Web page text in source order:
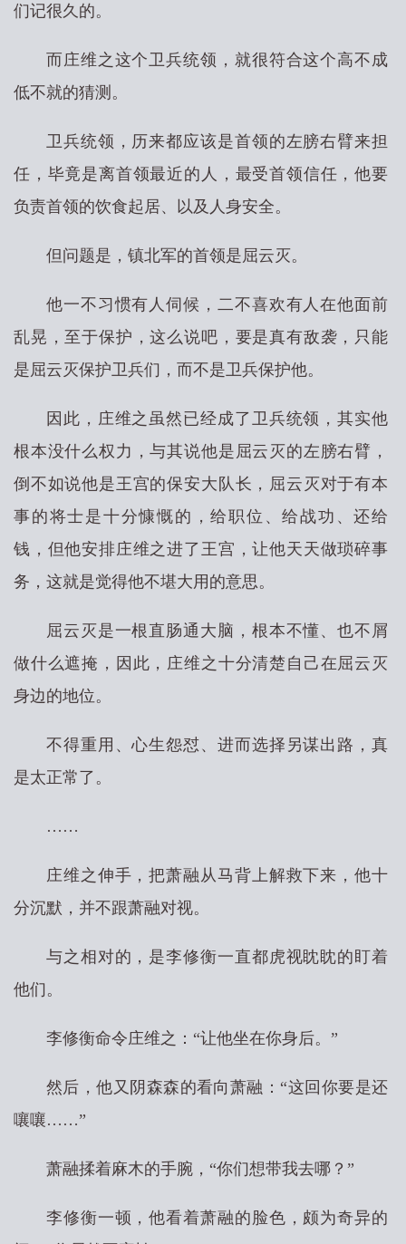
们记很久的。
而庄维之这个卫兵统领，就很符合这个高不成
低不就的猜测。
卫兵统领，历来都应该是首领的左膀右臂来担
任，毕竟是离首领最近的人，最受首领信任，他要
负责首领的饮食起居、以及人身安全。
但问题是，镇北军的首领是屈云灭。
他一不习惯有人伺候，二不喜欢有人在他面前
乱晃，至于保护，这么说吧，要是真有敌袭，只能
是屈云灭保护卫兵们，而不是卫兵保护他。
因此，庄维之虽然已经成了卫兵统领，其实他
根本没什么权力，与其说他是屈云灭的左膀右臂，
倒不如说他是王宫的保安大队长，屈云灭对于有本
事的将士是十分慷慨的，给职位、给战功、还给
钱，但他安排庄维之进了王宫，让他天天做琐碎事
务，这就是觉得他不堪大用的意思。
屈云灭是一根直肠通大脑，根本不懂、也不屑
做什么遮掩，因此，庄维之十分清楚自己在屈云灭
身边的地位。
不得重用、心生怨怼、进而选择另谋出路，真
是太正常了。
……
庄维之伸手，把萧融从马背上解救下来，他十
分沉默，并不跟萧融对视。
与之相对的，是李修衡一直都虎视眈眈的盯着
他们。
李修衡命令庄维之：“让他坐在你身后。”
然后，他又阴森森的看向萧融：“这回你要是还
嚷嚷……”
萧融揉着麻木的手腕，“你们想带我去哪？”
李修衡一顿，他看着萧融的脸色，颇为奇异的